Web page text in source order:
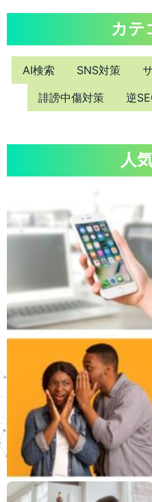
カテ
AI検索 SNS対策
誹謗中傷対策
逆
人